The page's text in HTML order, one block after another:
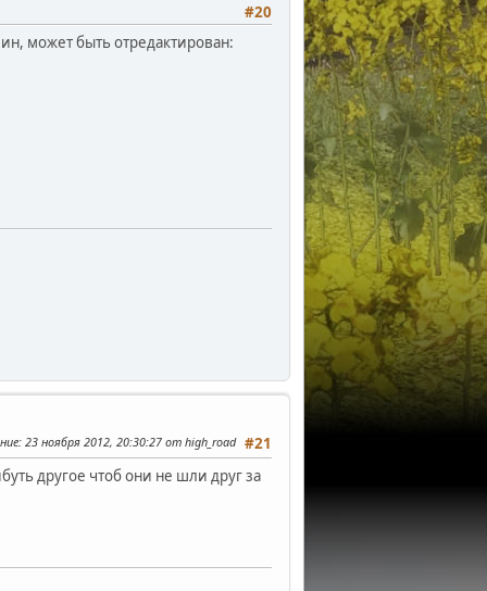
#20
может быть отредактирован:
#21
: 23 ноября 2012, 20:30:27 от high_road
другое чтоб они не шли друг за